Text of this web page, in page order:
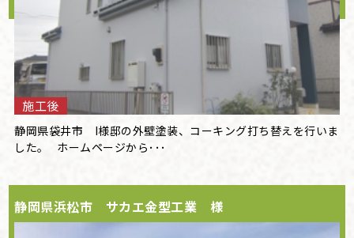
施工後
静岡県袋井市 I様邸の外壁塗装、コーキング打ち替えを行いま
した。 ホームページから･･･
静岡県浜松市 サカエ金型工業 様